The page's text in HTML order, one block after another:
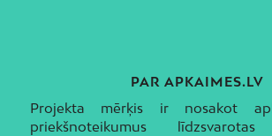
PAR APKAIMES.LV
Projekta mērķis ir nosakot
priekšnoteikumus